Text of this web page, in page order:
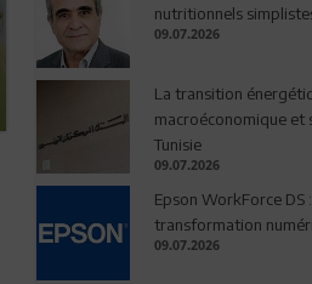
nutritionnels
09.07.2026
La transition
macroéconomique et
Tunisie
09.07.2026
Epson WorkForce DS
transformation
09.07.2026